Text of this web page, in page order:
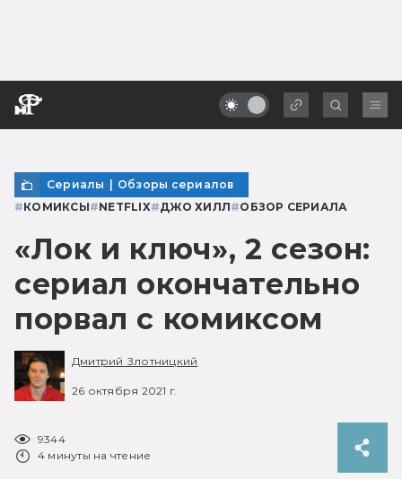
Сериалы | Обзоры сериалов
#КОМИКСЫ#NETFLIX#ДЖО ХИЛЛ#ОБЗОР СЕРИАЛА
«Лок и ключ», 2 cезон:
сериал окончательно
порвал с комиксом
Дмитрий Злотницкий
26 октября 2021 г.
9344
4 минуты на чтение